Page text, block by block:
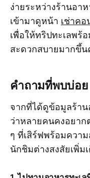
ง่ายระหว่างร้านอา
เข้ามาดูหน้า เช่าคอ
เพื่อให้ทริปทะเลพร้
สะดวกสบายมากขึ้น
คำถามที่พบบ่อย
จากที่ได้ดูข้อมูลร้าน
ว่าหลายคนคงอยา
ๆ ที่เสิร์ฟพร้อมควา
นักชิมต่างสงสัยเพิ่ม